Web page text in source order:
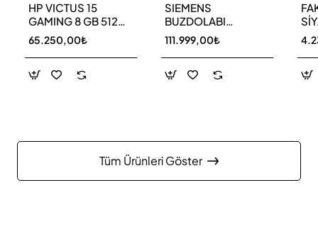
HP VICTUS 15
GAMING 8 GB 512
GB SSD LAPTOP
FA0011NT 80D33EA
65.250,00₺
SIEMENS
BUZDOLABI
KG86NCWE0N
111.999,00₺
Tüm Ürünleri Göster